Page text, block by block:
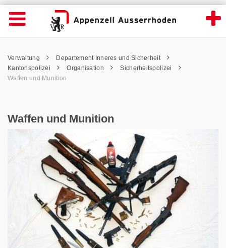
Waffen und Munition - Appenzell
Wichtige
Seiten
Home
Inhalt
Kontakt
Sitemap
Navigation öffnen
Inhalt
Pfadnavigation
Verwaltung
Departement Inneres und Sicherheit
Kantonspolizei
Organisation
Sicherheitspolizei
Waffen und Munition
Waffen und Munition